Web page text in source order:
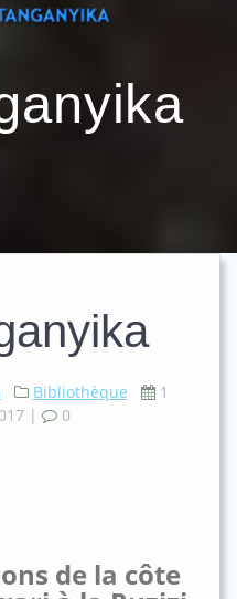
Bibliothèque
1
| 0
de la côte